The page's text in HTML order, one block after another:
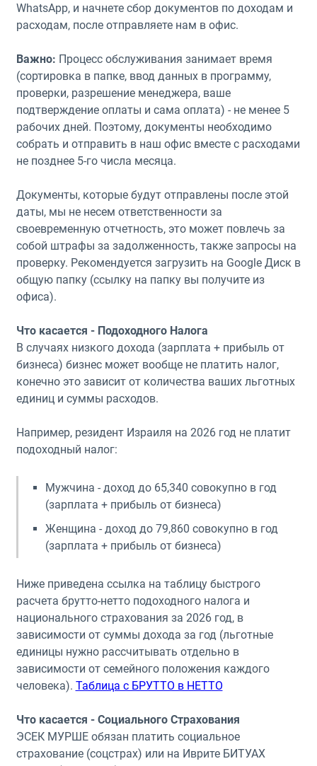
WhatsApp, и начнете сбор документов по доходам и
расходам, после отправляете нам в офис.
Важно: Процесс обслуживания занимает время
(сортировка в папке, ввод данных в программу,
проверки, разрешение менеджера, ваше
подтверждение оплаты и сама оплата) - не менее 5
рабочих дней. Поэтому, документы необходимо
собрать и отправить в наш офис вместе с расходами
не позднее 5-го числа месяца.
Документы, которые будут отправлены после этой
даты, мы не несем ответственности за
своевременную отчетность, это может повлечь за
собой штрафы за задолженность, также запросы на
проверку. Рекомендуется загрузить на Google Диск в
общую папку (ссылку на папку вы получите из
офиса).
Что касается - Подоходного Налога
В случаях низкого дохода (зарплата + прибыль от
бизнеса) бизнес может вообще не платить налог,
конечно это зависит от количества ваших льготных
единиц и суммы расходов.
Например, резидент Израиля на 2026 год не платит
подоходный налог:
Мужчина - доход до 65,340 совокупно в год
(зарплата + прибыль от бизнеса)
Женщина - доход до 79,860 совокупно в год
(зарплата + прибыль от бизнеса)
Ниже приведена ссылка на таблицу быстрого
расчета брутто-нетто подоходного налога и
национального страхования за 2026 год, в
зависимости от суммы дохода за год (льготные
единицы нужно рассчитывать отдельно в
зависимости от семейного положения каждого
человека). Таблица с БРУТТО в НЕТТО
Что касается - Социального Страхования
ЭСЕК МУРШЕ обязан платить социальное
страхование (соцстрах) или на Иврите БИТУАХ